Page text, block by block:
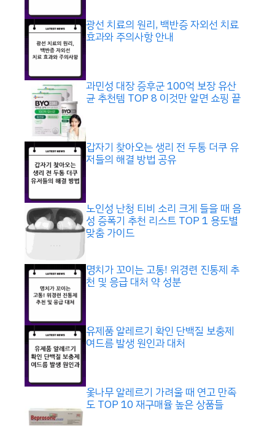
광선 치료의 원리, 백반증 자외선 치료
효과와 주의사항 안내
과민성 대장 증후군 100억 보장 유산
균 추천템 TOP 8 이것만 알면 쇼핑 끝
갑자기 찾아오는 생리 전 두통 더쿠 유
저들의 해결 방법 공유
노인성 난청 티비 소리 크게 들을 때 음
성 증폭기 추천 리스트 TOP 1 용도별
맞춤 가이드
명치가 꼬이는 고통! 위경련 진통제 추
천 및 응급 대처 약 성분
유제품 알레르기 확인 단백질 보충제
여드름 발생 원인과 대처
옻나무 알레르기 가려울 때 연고 만족
도 TOP 10 재구매율 높은 상품들